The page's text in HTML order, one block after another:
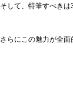
そして、特筆すべきは
さらにこの魅力が全面